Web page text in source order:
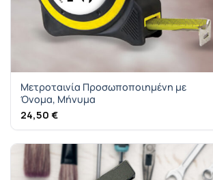
Μετροταινία Προσωποποιημένη με
Όνομα, Μήνυμα
24,50 €